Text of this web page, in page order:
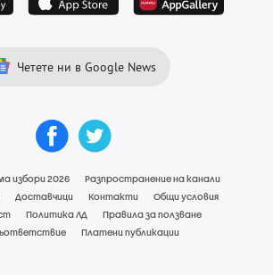
Четете ни в Google News
избори 2026
Разпространение на канали
Доставчици Контакти
Общи условия
Политика ЛД
Правила за ползване
Платени публикации